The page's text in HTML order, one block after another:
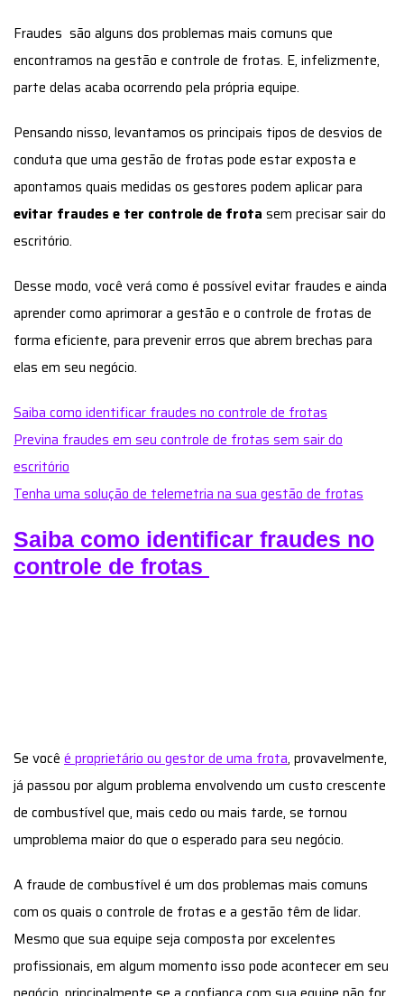
Fraudes são alguns dos problemas mais comuns que
encontramos na gestão e controle de frotas. E, infelizmente,
parte delas acaba ocorrendo pela própria equipe.
Pensando nisso, levantamos os principais tipos de desvios de
conduta que uma gestão de frotas pode estar exposta e
apontamos quais medidas os gestores podem aplicar para
evitar fraudes e ter controle de frota sem precisar sair do
escritório.
Desse modo, você verá como é possível evitar fraudes e ainda
aprender como aprimorar a gestão e o controle de frotas de
forma eficiente, para prevenir erros que abrem brechas para
elas em seu negócio.
Saiba como identificar fraudes no controle de frotas
Previna fraudes em seu controle de frotas sem sair do
escritório
Tenha uma solução de telemetria na sua gestão de frotas
Saiba como identificar fraudes no
controle de frotas
A fraude de combustível é um dos problemas mais comuns
com os quais o controle de frotas e a gestão têm de lidar.
Mesmo que sua equipe seja composta por excelentes
negócio, principalmente se a confiança com sua equipe não for
trabalhada.
Se sua gestão não souber como identificar essas questões,
pessoas mal-intencionadas podem tomar proveito da falta de